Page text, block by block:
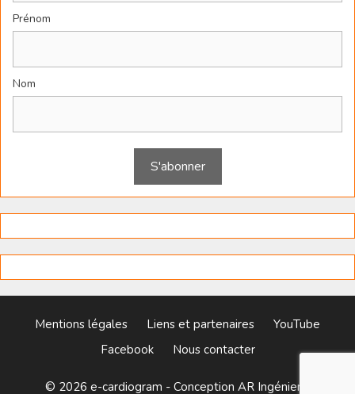
Prénom
Nom
Mentions légales Liens et partenaires
YouTube
Facebook
Nous contacter
© 2026 e-cardiogram - Conception AR Ingénierie